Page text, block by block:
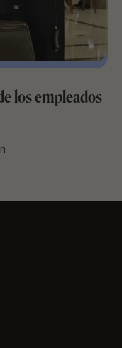
los empleados